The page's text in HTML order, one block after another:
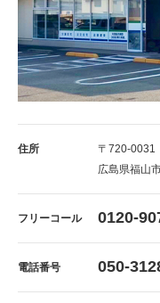
住所
〒720-0031
広島県福山
フリーコール 0120-
電話番号 050-